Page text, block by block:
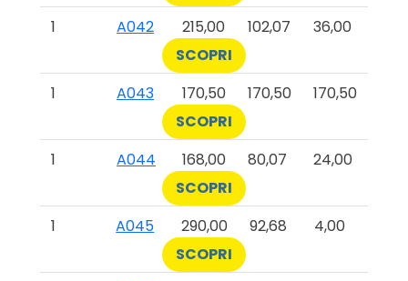
1
A042 215,00 102,07
36,00
SCOPRI
1
A043 170,50 170,50
170,50
SCOPRI
1
A044 168,00 80,07
24,00
SCOPRI
1
A045 290,00 92,68
4,00
SCOPRI